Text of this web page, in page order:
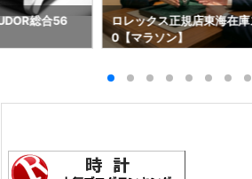
総合56
ロレックス正規店東海在
0【マラソン】